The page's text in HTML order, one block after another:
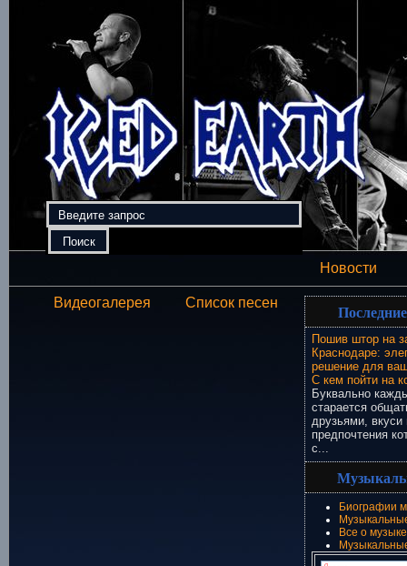
Новости
Видеогалерея Список песен
Пошив штор на
Краснодаре:
решение для
С кем пойти на
Буквально
старается
друзьями, вкуси
предпочтения
с...
Биографии
Все о музыке